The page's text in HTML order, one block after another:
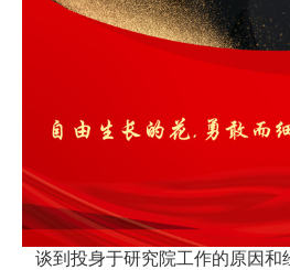
谈到投身于研究院工作的原因和